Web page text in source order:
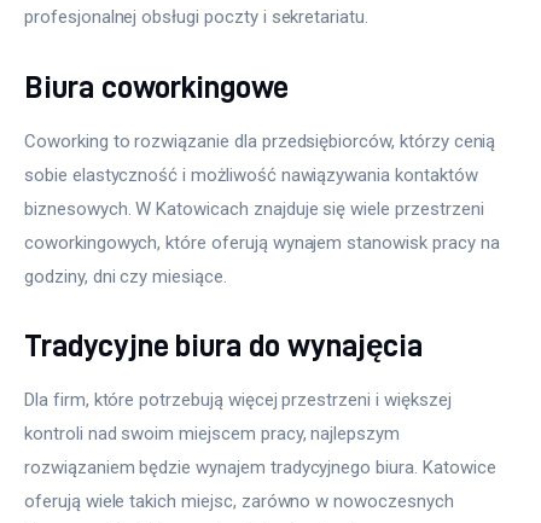
profesjonalnej obsługi poczty i sekretariatu.
Biura coworkingowe
Coworking to rozwiązanie dla przedsiębiorców, którzy cenią
sobie elastyczność i możliwość nawiązywania kontaktów
biznesowych. W Katowicach znajduje się wiele przestrzeni
coworkingowych, które oferują wynajem stanowisk pracy na
godziny, dni czy miesiące.
Tradycyjne biura do wynajęcia
Dla firm, które potrzebują więcej przestrzeni i większej
kontroli nad swoim miejscem pracy, najlepszym
rozwiązaniem będzie wynajem tradycyjnego biura. Katowice
oferują wiele takich miejsc, zarówno w nowoczesnych